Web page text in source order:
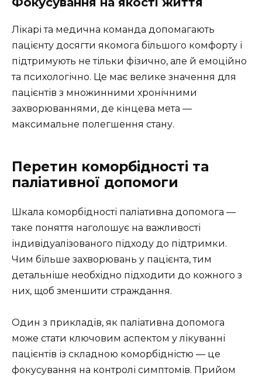
Лікарі та медична команда допомагають
пацієнту досягти якомога більшого комфорту і
підтримують не тільки фізично, але й емоційно
та психологічно. Це має велике значення для
пацієнтів з множинними хронічними
захворюваннями, де кінцева мета —
максимальне полегшення стану.
Перетин коморбідності та
паліативної допомоги
Шкала коморбідності паліативна допомога —
таке поняття наголошує на важливості
індивідуалізованого підходу до підтримки.
Чим більше захворювань у пацієнта, тим
детальніше необхідно підходити до кожного з
них, щоб зменшити страждання.
Один з прикладів, як паліативна допомога
може стати ключовим аспектом у лікуванні
пацієнтів із складною коморбідністю — це
фокусування на контролі симптомів. Прийом